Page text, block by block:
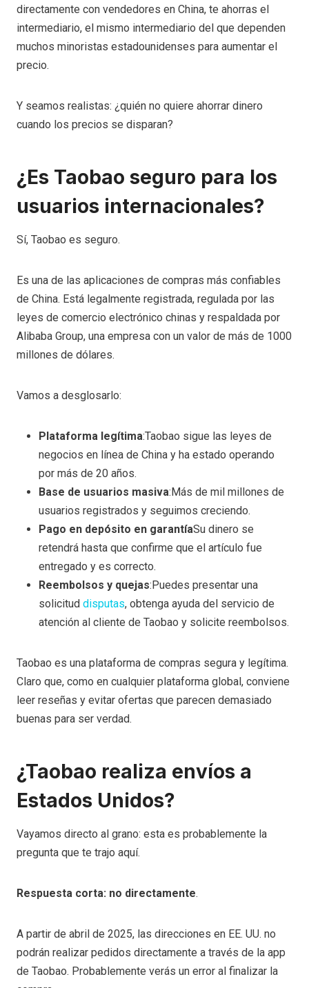
directamente con vendedores en China, te ahorras el
intermediario, el mismo intermediario del que dependen
muchos minoristas estadounidenses para aumentar el
precio.
Y seamos realistas: ¿quién no quiere ahorrar dinero
cuando los precios se disparan?
¿Es Taobao seguro para los
usuarios internacionales?
Sí, Taobao es seguro.
Es una de las aplicaciones de compras más confiables
de China. Está legalmente registrada, regulada por las
leyes de comercio electrónico chinas y respaldada por
Alibaba Group, una empresa con un valor de más de 1000
millones de dólares.
Vamos a desglosarlo:
Plataforma legítima:Taobao sigue las leyes de
negocios en línea de China y ha estado operando
por más de 20 años.
Base de usuarios masiva:Más de mil millones de
usuarios registrados y seguimos creciendo.
Pago en depósito en garantíaSu dinero se
retendrá hasta que confirme que el artículo fue
entregado y es correcto.
Reembolsos y quejas:Puedes presentar una
solicitud disputas, obtenga ayuda del servicio de
atención al cliente de Taobao y solicite reembolsos.
Taobao es una plataforma de compras segura y legítima.
Claro que, como en cualquier plataforma global, conviene
leer reseñas y evitar ofertas que parecen demasiado
buenas para ser verdad.
¿Taobao realiza envíos a
Estados Unidos?
Vayamos directo al grano: esta es probablemente la
pregunta que te trajo aquí.
Respuesta corta: no directamente.
A partir de abril de 2025, las direcciones en EE. UU. no
podrán realizar pedidos directamente a través de la app
de Taobao. Probablemente verás un error al finalizar la